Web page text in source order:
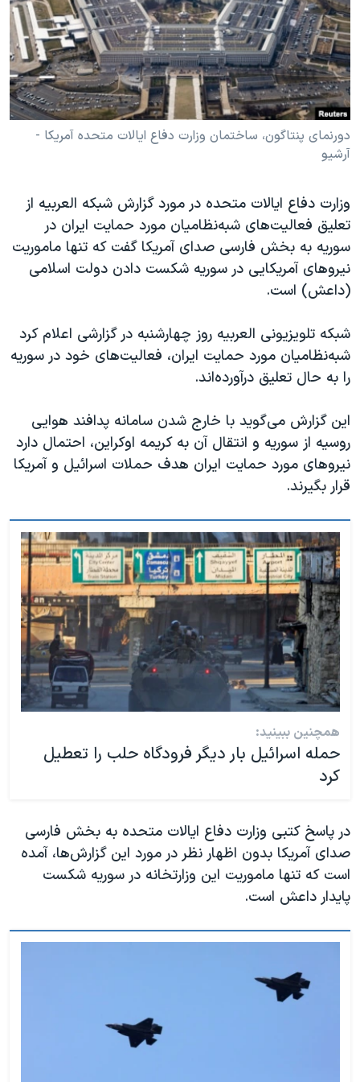
فرهنگ و زندگی
حقوق شهروندی
اقتصادی
علم و فناوری
اسرائیل در جنگ
گالری عکس
مستندها
انتخابات ریاست جمهوری آمریکا ۲۰۲۴
حمله جمهوری اسلامی به اسرائیل
رمز مهسا
ورزش زنان در ایران
اعتراضات زن، زندگی، آزادی
تریبونال مردمی آبان ۹۸
دادگاه حمید نوری
چهل سال گروگان‌گیری
اعتراضات مردمی آبان ۹۸
اسرائیل در جنگ
همایش محافظه‌کاران آمریکا «سی‌پک»
صفحه‌های ویژه
سفر پرزیدنت ترامپ به چین
دنبال کنید
زبانهای مختلف
دورنمای پنتاگون، ساختمان وزارت دفاع ایالات متحده آمریکا -
آرشیو
وزارت دفاع ایالات متحده در مورد گزارش شبکه العربیه از
تعلیق فعالیت‌های شبه‌نظامیان مورد حمایت ایران در
سوریه به بخش فارسی صدای آمریکا گفت که تنها ماموریت
نیروهای آمریکایی در سوریه شکست دادن دولت اسلامی
(داعش) است.
شبکه تلویزیونی العربیه روز چهارشنبه در گزارشی اعلام کرد
شبه‌نظامیان مورد حمایت ایران، فعالیت‌های خود در سوریه
را به حال تعلیق درآورده‌اند.
این گزارش می‌گوید با خارج شدن سامانه پدافند هوایی
روسیه از سوریه و انتقال آن به کریمه اوکراین، احتمال دارد
نیروهای مورد حمایت ایران هدف حملات اسرائیل و آمریکا
قرار بگیرند.
همچنین ببینید:
حمله اسرائیل بار دیگر فرودگاه حلب را تعطیل
کرد
در پاسخ کتبی وزارت دفاع ایالات متحده به بخش فارسی
صدای آمریکا بدون اظهار نظر در مورد این گزارش‌ها، آمده
است که تنها ماموریت این وزارتخانه در سوریه شکست
پایدار داعش است.